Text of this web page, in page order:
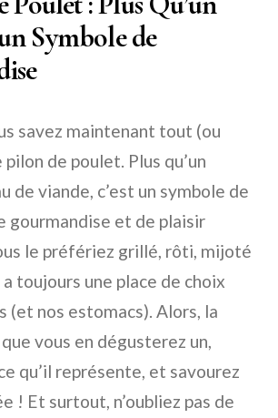
Symbole de
savez maintenant tout (ou
de poulet. Plus qu’un
de viande, c’est un symbole de
gourmandise et de plaisir
le préfériez grillé, rôti, mijoté
toujours une place de choix
(et nos estomacs). Alors, la
vous en dégusterez un,
qu’il représente, et savourez
! Et surtout, n’oubliez pas de